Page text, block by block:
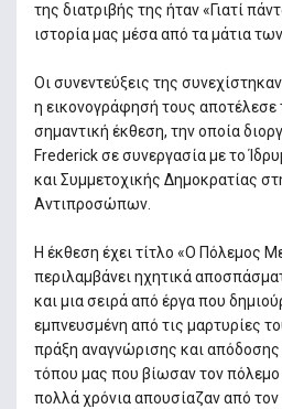
της διατριβής της ήταν «Γιατί
ιστορία μας μέσα από τα μάτια
Οι συνεντεύξεις της
η εικονογράφησή τους αποτέλεσε
σημαντική έκθεση, την οποία
Frederick σε συνεργασία με το
και Συμμετοχικής Δημοκρατίας
Αντιπροσώπων.
Η έκθεση έχει τίτλο «Ο Πόλεμος
περιλαμβάνει ηχητικά
και μια σειρά από έργα που
εμπνευσμένη από τις μαρτυρίες
πράξη αναγνώρισης και απόδοσης
τόπου μας που βίωσαν τον
πολλά χρόνια απουσίαζαν από τον